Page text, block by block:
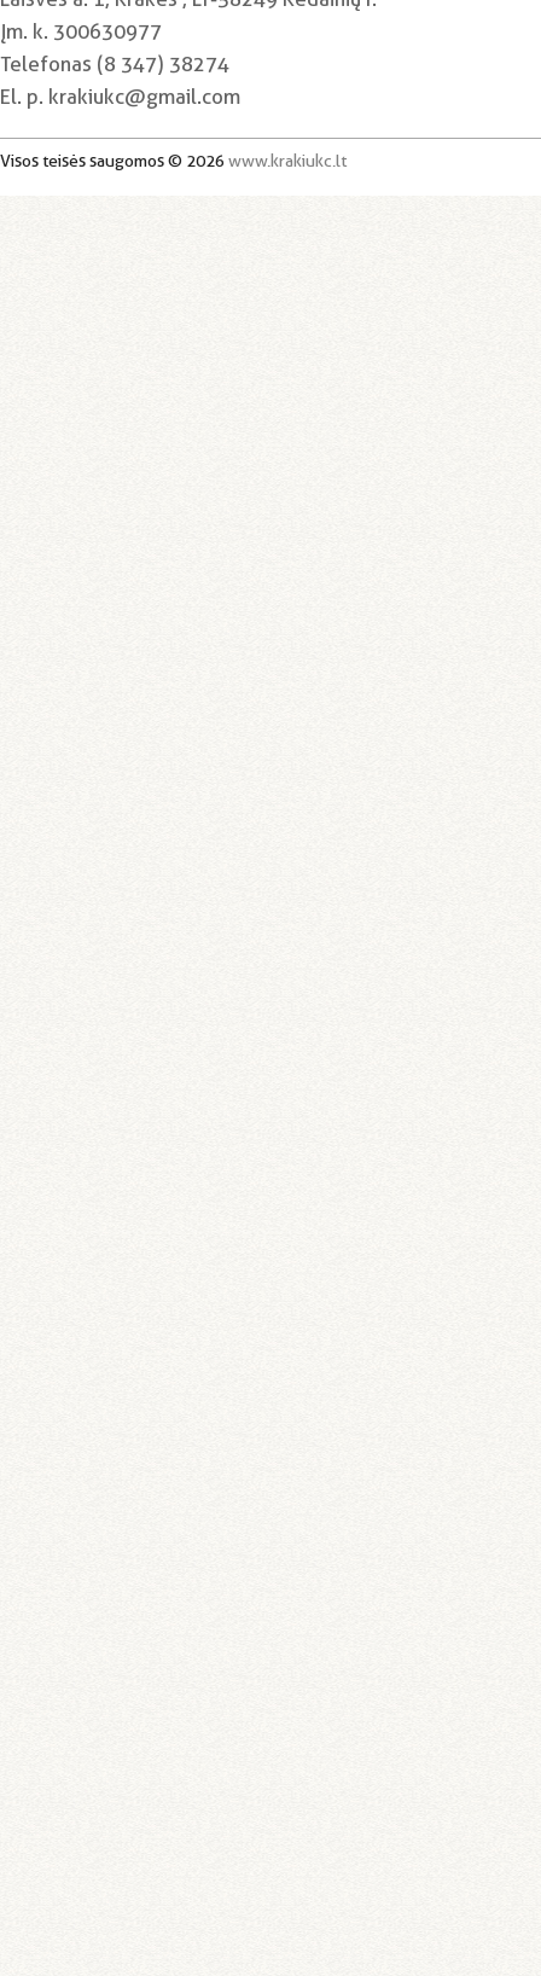
Įm. k. 300630977
Telefonas (8 347) 38274
El. p. krakiukc@gmail.com
Visos teisės saugomos © 2026 www.krakiukc.lt